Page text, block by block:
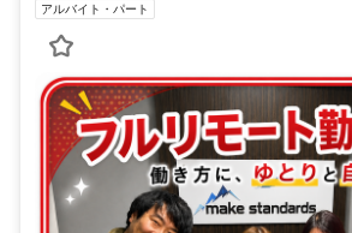
アルバイト・パート